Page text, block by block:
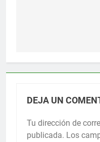
DEJA UN
Tu dirección de
publicada. Los